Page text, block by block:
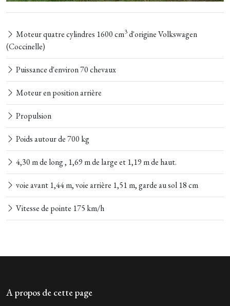
Moteur quatre cylindres 1600 cm3d'origine Volkswagen
(Coccinelle)
Puissance d'environ 70 chevaux
Moteur en position arrière
Propulsion
Poids autour de 700 kg
4,30 m de long , 1,69 m de large et 1,19 m de haut.
voie avant 1,44 m, voie arrière 1,51 m, garde au sol 18 cm
Vitesse de pointe 175 km/h
A propos de cette page